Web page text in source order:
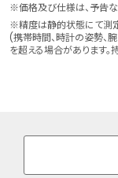
ケース表面処理
※価格及び仕様は、予告な
※精度は静的状態にて測
(携帯時間、時計の姿勢、
を超える場合があります。